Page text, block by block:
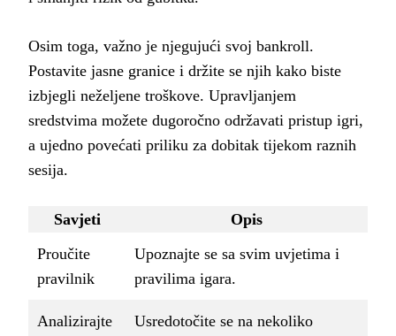
Osim toga, važno je njegujući svoj bankroll.
Postavite jasne granice i držite se njih kako biste
izbjegli neželjene troškove. Upravljanjem
sredstvima možete dugoročno održavati pristup igri,
a ujedno povećati priliku za dobitak tijekom raznih
sesija.
Savjeti
Opis
Proučite
pravilnik
Upoznajte se sa svim uvjetima i
pravilima igara.
Analizirajte
Usredotočite se na nekoliko